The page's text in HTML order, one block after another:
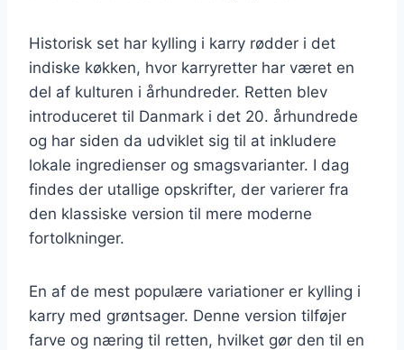
Historisk set har kylling i karry rødder i det
indiske køkken, hvor karryretter har været en
del af kulturen i århundreder. Retten blev
introduceret til Danmark i det 20. århundrede
og har siden da udviklet sig til at inkludere
lokale ingredienser og smagsvarianter. I dag
findes der utallige opskrifter, der varierer fra
den klassiske version til mere moderne
fortolkninger.
En af de mest populære variationer er kylling i
karry med grøntsager. Denne version tilføjer
farve og næring til retten, hvilket gør den til en